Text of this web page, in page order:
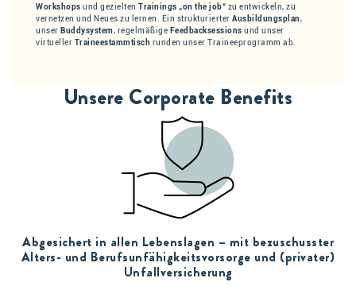
Workshops und gezielten Trainings „on the job“ zu entwickeln, zu
vernetzen und Neues zu lernen. Ein strukturierter Ausbildungsplan,
unser Buddysystem, regelmäßige Feedbacksessions und unser
virtueller Traineestammtisch runden unser Traineeprogramm ab.
Unsere Corporate Benefits
Abgesichert in allen Lebenslagen – mit bezuschusster
Alters- und Berufsunfähigkeitsvorsorge und (privater)
Unfallversicherung